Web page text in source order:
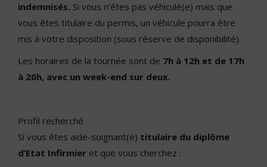
indemnisés. Si vous n’êtes pas véhiculé(e) mais que
vous êtes titulaire du permis, un véhicule pourra être
mis à votre disposition (sous réserve de disponibilité).
Les horaires de la tournée sont de 7h à 12h et de 17h
à 20h, avec un week-end sur deux.
Profil recherché
Si vous êtes aide-soignant(e) titulaire du diplôme
d’Etat Infirmier et que vous cherchez :